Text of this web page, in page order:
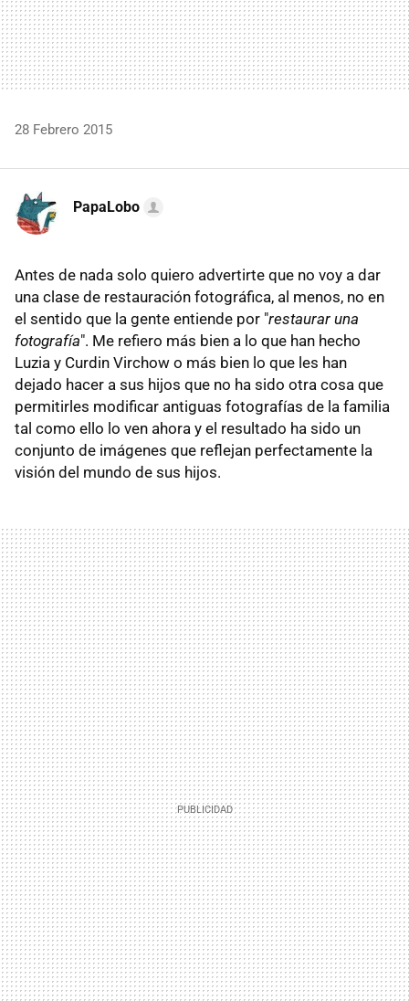
28 Febrero 2015
PapaLobo
Antes de nada solo quiero advertirte que no voy a dar
una clase de restauración fotográfica, al menos, no en
el sentido que la gente entiende por "restaurar una
fotografía". Me refiero más bien a lo que han hecho
Luzia y Curdin Virchow o más bien lo que les han
dejado hacer a sus hijos que no ha sido otra cosa que
permitirles modificar antiguas fotografías de la familia
tal como ello lo ven ahora y el resultado ha sido un
conjunto de imágenes que reflejan perfectamente la
visión del mundo de sus hijos.